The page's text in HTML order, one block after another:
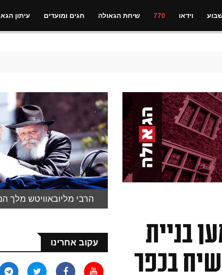
וידאו 770 שיחת הגאולה חגים ומועדים עיתון
בניית
בכפר
הרבי מליובאוויטש מלך
עקוב אחרינו